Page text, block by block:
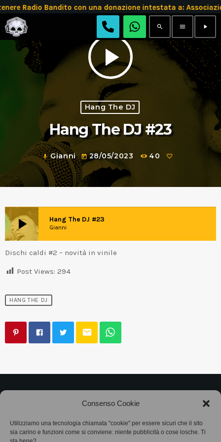
Consenso Cookie
Utilizziamo una tecnologia chiamata "cookie" per essere sicuri che il sito
sia carino e funzioni come si conviene: niente pubblicità o cose losche. Ti
Radio Bandito con una donazione intestata a:
search menu play_arrow
play_arrow
Hang The DJ
Hang The DJ #23
mic Gianni today 28/05/2023 40
play_arrow Hang The DJ #23
Gianni
Dischi caldi #2 – novità in vinile
Post Views: 294
HANG THE DJ
email
Associazione Bandito • CF 97882400019 •
Privacy Policy•Cookie Policy (UE) • Protocollo